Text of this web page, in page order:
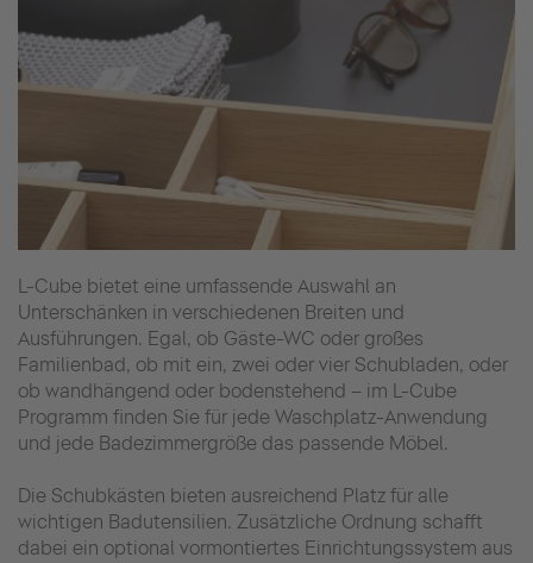
L-Cube bietet eine umfassende Auswahl an
Unterschänken in verschiedenen Breiten und
Ausführungen. Egal, ob Gäste-WC oder großes
Familienbad, ob mit ein, zwei oder vier Schubladen, oder
ob wandhängend oder bodenstehend – im L-Cube
Programm finden Sie für jede Waschplatz-Anwendung
und jede Badezimmergröße das passende Möbel.
Die Schubkästen bieten ausreichend Platz für alle
wichtigen Badutensilien. Zusätzliche Ordnung schafft
dabei ein optional vormontiertes Einrichtungssystem aus